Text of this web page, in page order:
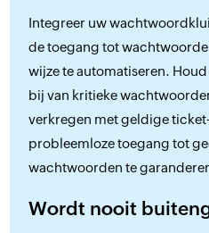
Integreer uw
de toegang tot
wijze te automatiseren.
bij van kritieke
verkregen met geldige
probleemloze toegang tot
wachtwoorden te
Wordt nooit